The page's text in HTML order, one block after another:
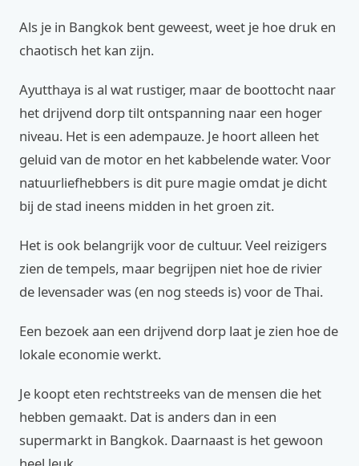
Als je in Bangkok bent geweest, weet je hoe druk en
chaotisch het kan zijn.
Ayutthaya is al wat rustiger, maar de boottocht naar
het drijvend dorp tilt ontspanning naar een hoger
niveau. Het is een adempauze. Je hoort alleen het
geluid van de motor en het kabbelende water. Voor
natuurliefhebbers is dit pure magie omdat je dicht
bij de stad ineens midden in het groen zit.
Het is ook belangrijk voor de cultuur. Veel reizigers
zien de tempels, maar begrijpen niet hoe de rivier
de levensader was (en nog steeds is) voor de Thai.
Een bezoek aan een drijvend dorp laat je zien hoe de
lokale economie werkt.
Je koopt eten rechtstreeks van de mensen die het
hebben gemaakt. Dat is anders dan in een
supermarkt in Bangkok. Daarnaast is het gewoon